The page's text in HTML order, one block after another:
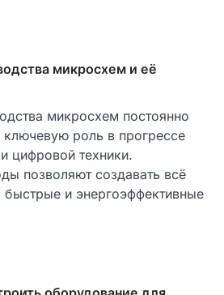
микросхем и её
микросхем постоянно
ключевую роль в прогрессе
цифровой техники.
позволяют создавать всё
и энергоэффективные